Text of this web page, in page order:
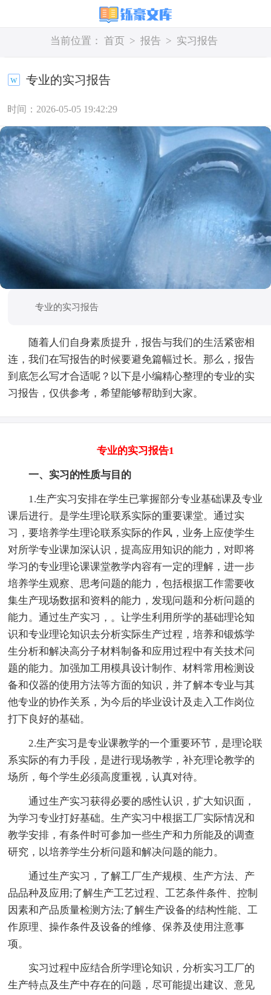
当前位置： 首页 > 报告 > 实习报告
专业的实习报告
时间：2026-05-05 19:42:29
专业的实习报告
随着人们自身素质提升，报告与我们的生活紧密相
连，我们在写报告的时候要避免篇幅过长。那么，报告
到底怎么写才合适呢？以下是小编精心整理的专业的实
习报告，仅供参考，希望能够帮助到大家。
专业的实习报告1
一、实习的性质与目的
1.生产实习安排在学生已掌握部分专业基础课及专业
课后进行。是学生理论联系实际的重要课堂。通过实
习，要培养学生理论联系实际的作风，业务上应使学生
对所学专业课加深认识，提高应用知识的能力，对即将
学习的专业理论课课堂教学内容有一定的理解，进一步
培养学生观察、思考问题的能力，包括根据工作需要收
集生产现场数据和资料的能力，发现问题和分析问题的
能力。通过生产实习，。让学生利用所学的基础理论知
识和专业理论知识去分析实际生产过程，培养和锻炼学
生分析和解决高分子材料制备和应用过程中有关技术问
题的能力。加强加工用模具设计制作、材料常用检测设
备和仪器的使用方法等方面的知识，并了解本专业与其
他专业的协作关系，为今后的毕业设计及走入工作岗位
打下良好的基础。
2.生产实习是专业课教学的一个重要环节，是理论联
系实际的有力手段，是进行现场教学，补充理论教学的
场所，每个学生必须高度重视，认真对待。
通过生产实习获得必要的感性认识，扩大知识面，
为学习专业打好基础。生产实习中根据工厂实际情况和
教学安排，有条件时可参加一些生产和力所能及的调查
研究，以培养学生分析问题和解决问题的能力。
通过生产实习，了解工厂生产规模、生产方法、产
品品种及应用;了解生产工艺过程、工艺条件条件、控制
因素和产品质量检测方法;了解生产设备的结构性能、工
作原理、操作条件及设备的维修、保养及使用注意事
项。
实习过程中应结合所学理论知识，分析实习工厂的
生产特点及生产中存在的问题，尽可能提出建议、意见